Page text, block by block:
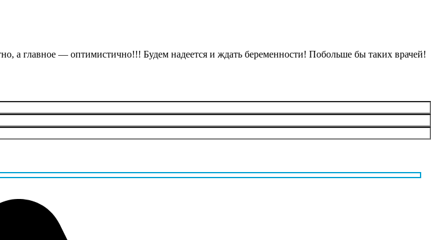
а главное — оптимистично!!! Будем надеется и ждать беременности! Побольше бы таких врачей!